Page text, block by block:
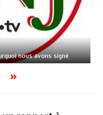
nous avons signé